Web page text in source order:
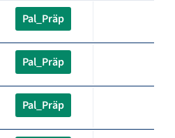
Pal_Präp
Pal_Präp
Pal_Präp